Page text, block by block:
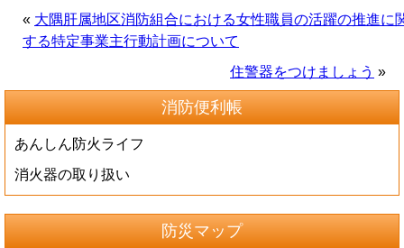
« 大隅肝属地区消防組合における女性職員の活躍の推進に
する特定事業主行動計画について
住警器をつけましょう »
消防便利帳
あんしん防火ライフ
消火器の取り扱い
防災マップ